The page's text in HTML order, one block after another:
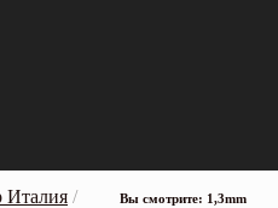
Вы смотрите: 1,3mm
/